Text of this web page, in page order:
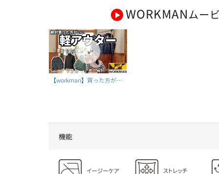
WORKMANムー
【workman】買った方が良
機能